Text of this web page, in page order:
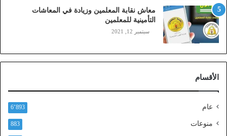
ز
ي
ن
)
ا
ل
ف
ا
معاش نقابة المعلمين وزيادة في المعاشات
التأمينية للمعلمين
سبتمبر 12, 2021
الأقسام
عام 6٬893
منوعات 883